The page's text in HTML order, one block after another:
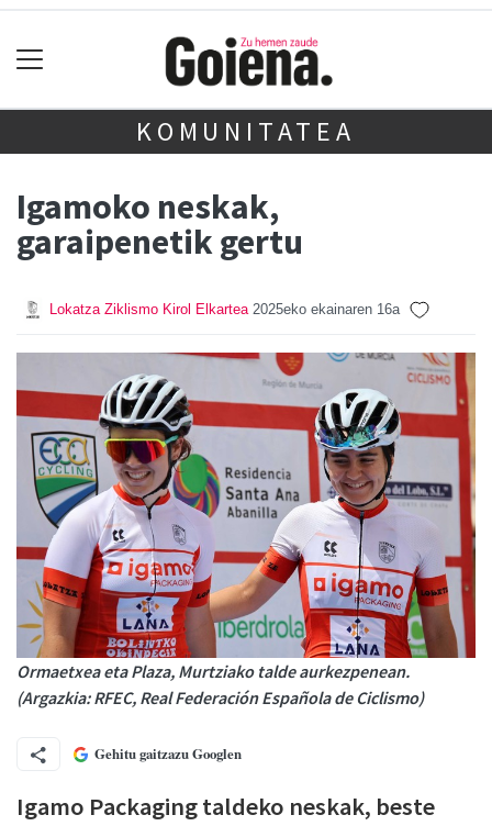
KOMUNITATEA
Igamoko neskak,
garaipenetik gertu
Lokatza Ziklismo Kirol Elkartea 2025eko ekainaren 16a
Ormaetxea eta Plaza, Murtziako talde aurkezpenean.
(Argazkia: RFEC, Real Federación Española de Ciclismo)
Gehitu gaitzazu Googlen
Igamo Packaging taldeko neskak, beste